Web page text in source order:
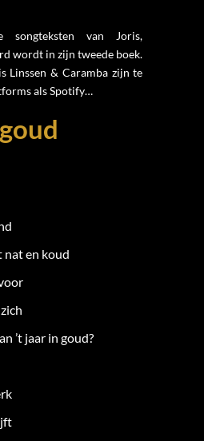
songteksten van Joris,
wordt in zijn tweede boek.
Linssen & Caramba zijn te
als Spotify…
nat en koud
’t jaar in goud?